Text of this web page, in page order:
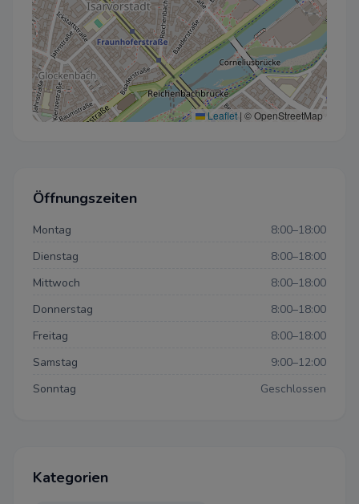
Leaflet | © OpenStreetMap
Öffnungszeiten
Montag
8:00–18:00
Dienstag
8:00–18:00
Mittwoch
8:00–18:00
Donnerstag
8:00–18:00
Freitag
8:00–18:00
Samstag
9:00–12:00
Sonntag
Geschlossen
Kategorien